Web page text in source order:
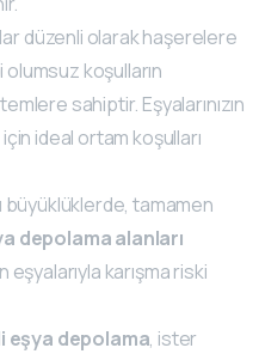
düzenli olarak haşerelere
olumsuz koşulların
sahiptir. Eşyalarınızın
ideal ortam koşulları
büyüklüklerde, tamamen
depolama alanları
karışma riski
eşya depolama, ister